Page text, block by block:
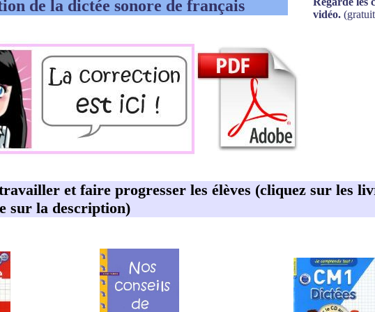
vidéo.
de la dictée sonore de français
et faire progresser les élèves (cliquez sur les
sur la description)